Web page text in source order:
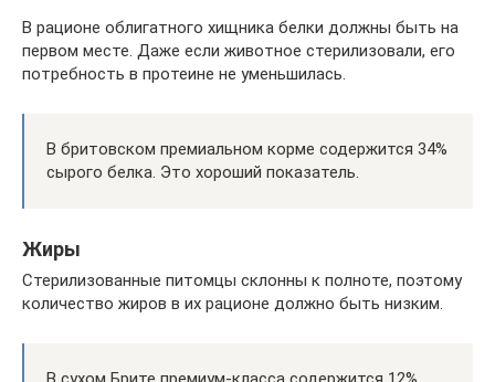
В рационе облигатного хищника белки должны быть на
первом месте. Даже если животное стерилизовали, его
потребность в протеине не уменьшилась.
В бритовском премиальном корме содержится 34%
сырого белка. Это хороший показатель.
Жиры
Стерилизованные питомцы склонны к полноте, поэтому
количество жиров в их рационе должно быть низким.